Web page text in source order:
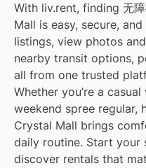
With liv.rent, finding 无
Mall is easy, secure,
listings, view photos
nearby transit options,
all from one trusted
Whether you’re a
weekend spree regular,
Crystal Mall brings
daily routine. Start your
discover rentals that